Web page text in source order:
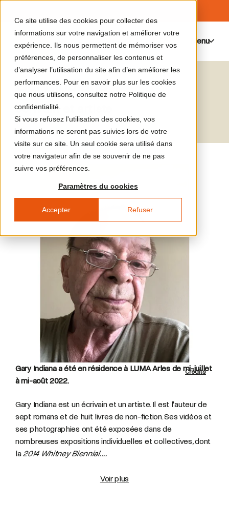
Ce site utilise des cookies pour collecter des
informations sur votre navigation et améliorer votre
expérience. Ils nous permettent de mémoriser vos
préférences, de personnaliser les contenus et
d’analyser l’utilisation du site afin d’en améliorer les
performances. Pour en savoir plus sur les cookies
que nous utilisons, consultez notre Politique de
confidentialité.
Si vous refusez l'utilisation des cookies, vos
informations ne seront pas suivies lors de votre
visite sur ce site. Un seul cookie sera utilisé dans
votre navigateur afin de se souvenir de ne pas
suivre vos préférences.
Paramètres du cookies
Accepter Refuser
Menu
Gary Indiana
écrivain et artiste
Crédits
Gary Indiana a été en résidence à LUMA Arles de mi-juillet
à mi-août 2022.
Gary Indiana est un écrivain et un artiste. Il est l'auteur de
sept romans et de huit livres de non-fiction. Ses vidéos et
ses photographies ont été exposées dans de
nombreuses expositions individuelles et collectives, dont
la2014 Whitney Biennial....
Voir plus